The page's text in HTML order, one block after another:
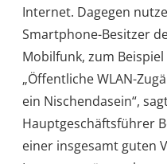
Internet. Dagegen
Smartphone-Besitzer
Mobilfunk, zum Beispiel
„Öffentliche WLAN-
ein Nischendasein“,
Hauptgeschäftsführer
einer insgesamt guten